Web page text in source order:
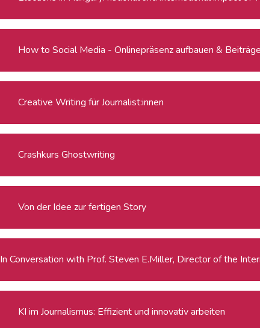
How to Social Media - Onlinepräsenz aufbauen &
Creative Writing für Journalist:innen
Crashkurs Ghostwriting
Von der Idee zur fertigen Story
In Conversation with Prof. Steven E.Miller, Director of the
KI im Journalismus: Effizient und innovativ arbeiten